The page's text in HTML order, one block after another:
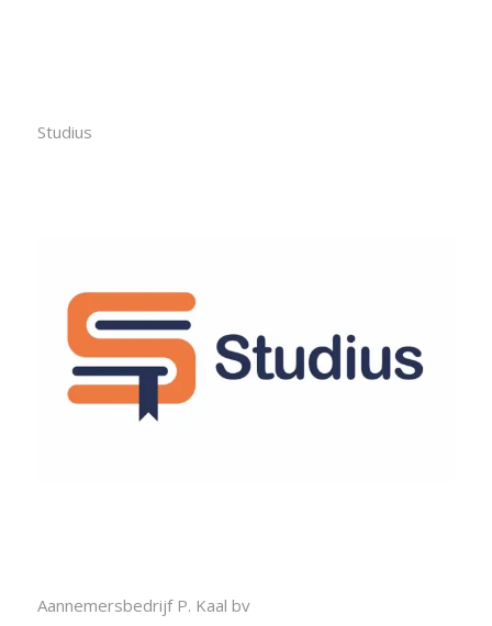
Studius
Aannemersbedrijf P. Kaal bv